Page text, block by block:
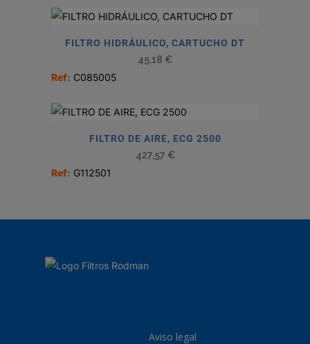
FILTRO HIDRÁULICO, CARTUCHO DT
45,18 €
Ref: C085005
FILTRO DE AIRE, ECG 2500
427,57 €
Ref: G112501
Aviso legal